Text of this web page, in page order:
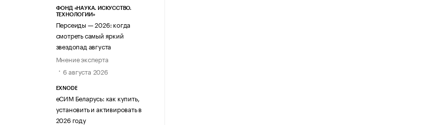
ФОНД «НАУКА. ИСКУССТВО.
ТЕХНОЛОГИИ»
Персеиды — 2026: когда
смотреть самый яркий
звездопад августа
Мнение эксперта
6 августа 2026
EXNODE
еСИМ Беларусь: как купить,
установить и активировать в
2026 году